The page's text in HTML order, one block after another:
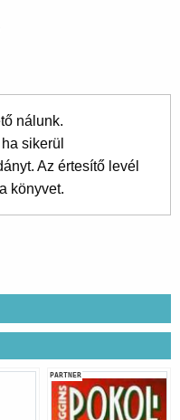
nálunk.
sikerül
Az értesítő levél
könyvet.
PARTNER